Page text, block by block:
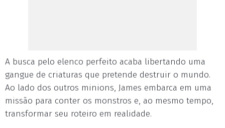
A busca pelo elenco perfeito acaba libertando uma
gangue de criaturas que pretende destruir o mundo.
Ao lado dos outros minions, James embarca em uma
missão para conter os monstros e, ao mesmo tempo,
transformar seu roteiro em realidade.